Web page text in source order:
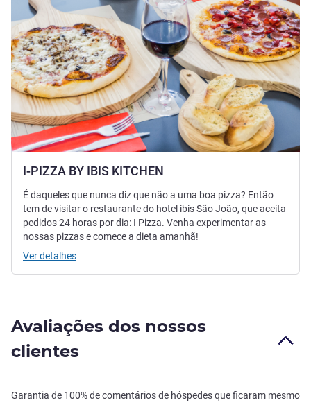
I-PIZZA BY IBIS KITCHEN
É daqueles que nunca diz que não a uma boa pizza? Então
tem de visitar o restaurante do hotel ibis São João, que aceita
pedidos 24 horas por dia: I Pizza. Venha experimentar as
nossas pizzas e comece a dieta amanhã!
Ver detalhes
Avaliações dos nossos
clientes
Garantia de 100% de comentários de hóspedes que ficaram mesmo